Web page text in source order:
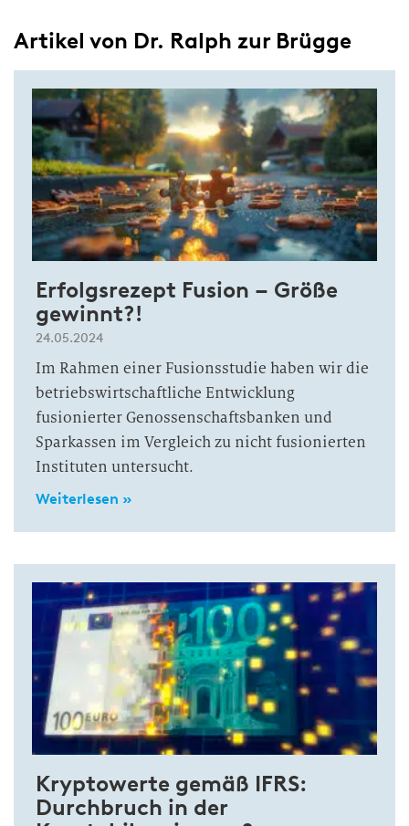
Artikel von Dr. Ralph zur Brügge
Erfolgsrezept Fusion – Größe
gewinnt?!
24.05.2024
Im Rahmen einer Fusionsstudie haben wir die
betriebswirtschaftliche Entwicklung
fusionierter Genossenschaftsbanken und
Sparkassen im Vergleich zu nicht fusionierten
Instituten untersucht.
Weiterlesen »
Kryptowerte gemäß IFRS:
Durchbruch in der